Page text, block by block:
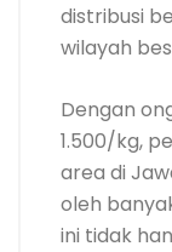
distribusi
wilayah
Dengan
1.500/kg,
area di
oleh
ini tidak